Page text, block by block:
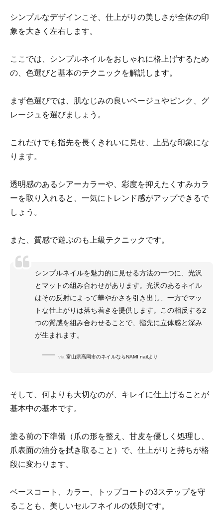
シンプルなデザインこそ、仕上がりの美しさが全体の印
象を大きく左右します。
ここでは、シンプルネイルをおしゃれに格上げするため
の、色選びと基本のテクニックを解説します。
まず色選びでは、肌なじみの良いベージュやピンク、グ
レージュを選びましょう。
これだけでも指先を長くきれいに見せ、上品な印象にな
ります。
透明感のあるシアーカラーや、彩度を抑えたくすみカラ
ーを取り入れると、一気にトレンド感がアップできるで
しょう。
また、質感で遊ぶのも上級テクニックです。
シンプルネイルを魅力的に見せる方法の一つに、光沢
とマットの組み合わせがあります。光沢のあるネイル
はその反射によって華やかさを引き出し、一方でマッ
トな仕上がりは落ち着きを提供します。この相反する2
つの質感を組み合わせることで、指先に立体感と深み
が生まれます。
via 富山県高岡市のネイルならNAMI nailより
そして、何よりも大切なのが、キレイに仕上げることが
基本中の基本です。
塗る前の下準備（爪の形を整え、甘皮を優しく処理し、
爪表面の油分を拭き取ること）で、仕上がりと持ちが格
段に変わります。
ベースコート、カラー、トップコートの3ステップを守
ることも、美しいセルフネイルの鉄則です。